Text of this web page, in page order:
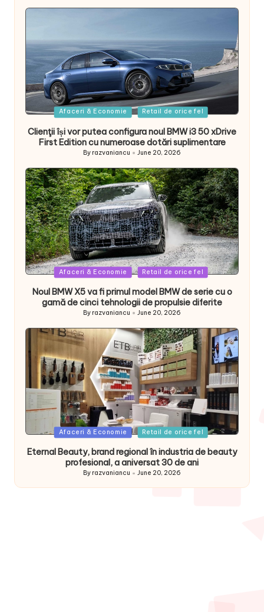
Posted
Afaceri & Economie Retail de orice fel
Clienţii își vor putea configura noul BMW i3 50 xDrive
First Edition cu numeroase dotări suplimentare
Posted
By razvaniancu June 20, 2026
Posted
Afaceri & Economie Retail de orice fel
Noul BMW X5 va fi primul model BMW de serie cu o
gamă de cinci tehnologii de propulsie diferite
Posted
By razvaniancu June 20, 2026
Posted
Afaceri & Economie Retail de orice fel
Eternal Beauty, brand regional în industria de beauty
profesional, a aniversat 30 de ani
Posted
By razvaniancu June 20, 2026